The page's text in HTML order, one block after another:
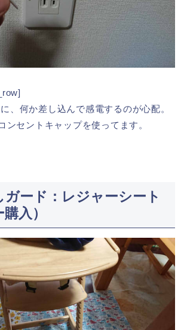
、何か差し込んで感電するのが心配。
ンセントキャップを使ってます。
ード：レジャーシート
入）